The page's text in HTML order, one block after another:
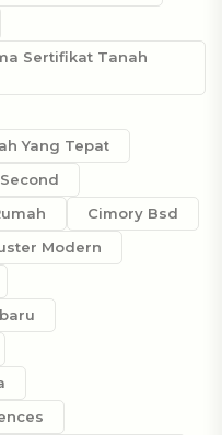
Sertifikat Tanah
Yang Tepat
Cimory Bsd
Modern